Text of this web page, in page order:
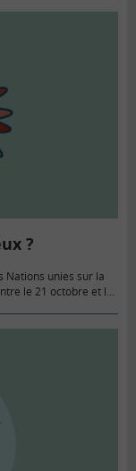
?
Nations unies sur la
le 21 octobre et le